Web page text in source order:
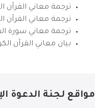
ترجمة معاني القرآن
ترجمة معاني القرآن
ترجمة معاني سورة
بيان معاني القرآن
مواقع لجنة الدعوة